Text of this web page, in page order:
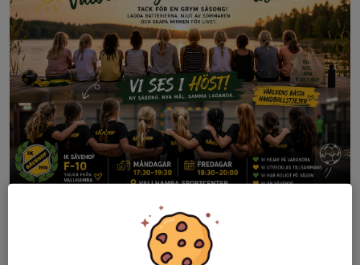
Tack för en fantastisk säsong tillsammans som kulminerade i